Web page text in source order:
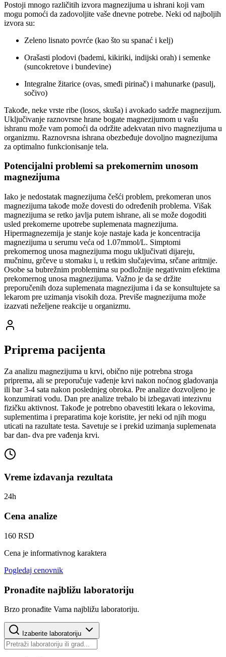
Postoji mnogo različitih izvora magnezijuma u ishrani koji vam
mogu pomoći da zadovoljite vaše dnevne potrebe. Neki od najboljih
izvora su:
Zeleno lisnato povrće (kao što su spanać i kelj)
Orašasti plodovi (bademi, kikiriki, indijski orah) i semenke
(suncokretove i bundevine)
Integralne žitarice (ovas, smeđi pirinač) i mahunarke (pasulj,
sočivo)
Takođe, neke vrste ribe (losos, skuša) i avokado sadrže magnezijum.
Uključivanje raznovrsne hrane bogate magnezijumom u vašu
ishranu može vam pomoći da održite adekvatan nivo magnezijuma u
organizmu. Raznovrsna ishrana obezbeđuje dovoljno magnezijuma
za optimalno funkcionisanje tela.
Potencijalni problemi sa prekomernim unosom
magnezijuma
Iako je nedostatak magnezijuma češći problem, prekomeran unos
magnezijuma takođe može dovesti do određenih problema. Višak
magnezijuma se retko javlja putem ishrane, ali se može dogoditi
usled prekomerne upotrebe suplemenata magnezijuma.
Hipermagnezemija je stanje koje nastaje kada je koncentracija
magnezijuma u serumu veća od 1.07mmol/L. Simptomi
prekomernog unosa magnezijuma mogu uključivati dijareju,
mučninu, grčeve u stomaku i, u retkim slučajevima, srčane aritmije.
Osobe sa bubrežnim problemima su podložnije negativnim efektima
prekomernog unosa magnezijuma. Važno je da se držite
preporučenih doza suplemenata magnezijuma i da se konsultujete sa
lekarom pre uzimanja visokih doza. Previše magnezijuma može
izazvati neželjene reakcije u organizmu.
Priprema pacijenta
Za analizu magnezijuma u krvi, obično nije potrebna stroga
priprema, ali se preporučuje vađenje krvi nakon noćnog gladovanja
ili bar 3-4 sata nakon poslednjeg obroka. Pre analize dozvoljeno je
konzumirati vodu. Dan pre analize trebalo bi izbegavati intezivnu
fizičku aktivnost. Takođe je potrebno obavestiti lekara o lekovima,
suplementima i preparatima koje koristite, jer neki od njih mogu
uticati na razultate testa. Savetuje se i prekid uzimanja suplemenata
bar dan- dva pre vađenja krvi.
Vreme izdavanja rezultata
24h
Cena analize
160 RSD
Cena je informativnog karaktera
Pogledaj cenovnik
Pronađite najbližu laboratoriju
Brzo pronađite Vama najbližu laboratoriju.
Izaberite laboratoriju